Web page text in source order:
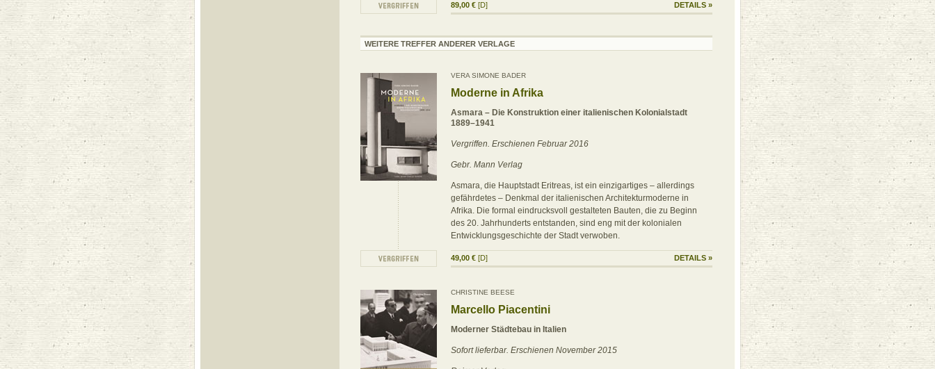
89,00 € [D] DETAILS »
WEITERE TREFFER ANDERER VERLAGE
VERA SIMONE BADER
Moderne in Afrika
Asmara – Die Konstruktion einer italienischen Kolonialstadt
1889–1941
Vergriffen. Erschienen Februar 2016
Gebr. Mann Verlag
Asmara, die Hauptstadt Eritreas, ist ein einzigartiges – allerdings
gefährdetes – Denkmal der italienischen Architekturmoderne in
Afrika. Die formal eindrucksvoll gestalteten Bauten, die zu Beginn
des 20. Jahrhunderts entstanden, sind eng mit der kolonialen
Entwicklungsgeschichte der Stadt verwoben.
49,00 € [D] DETAILS »
CHRISTINE BEESE
Marcello Piacentini
Moderner Städtebau in Italien
Sofort lieferbar. Erschienen November 2015